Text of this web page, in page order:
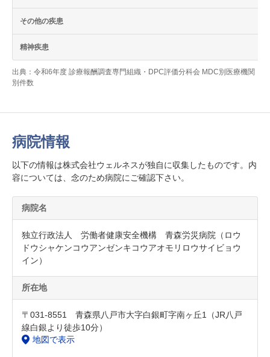
その他の疾患
精神疾患
出典：令和6年度 診療報酬調査専門組織・DPC評価分科会 MDC別医療機関
別件数
病院情報
以下の情報は株式会社ウェルネスが独自に収集したものです。内
容については、念のため病院にご確認下さい。
病院名
独立行政法人 労働者健康安全機構 青森労災病院（ロウ
ドウシャケンコウアンゼンキコウアオモリロウサイビョウ
イン）
所在地
〒031-8551 青森県八戸市大字白銀町字南ヶ丘1（JR八戸
線白銀より徒歩10分）
地図で表示